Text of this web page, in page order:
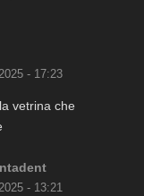
- 17:23
vetrina che
- 13:21